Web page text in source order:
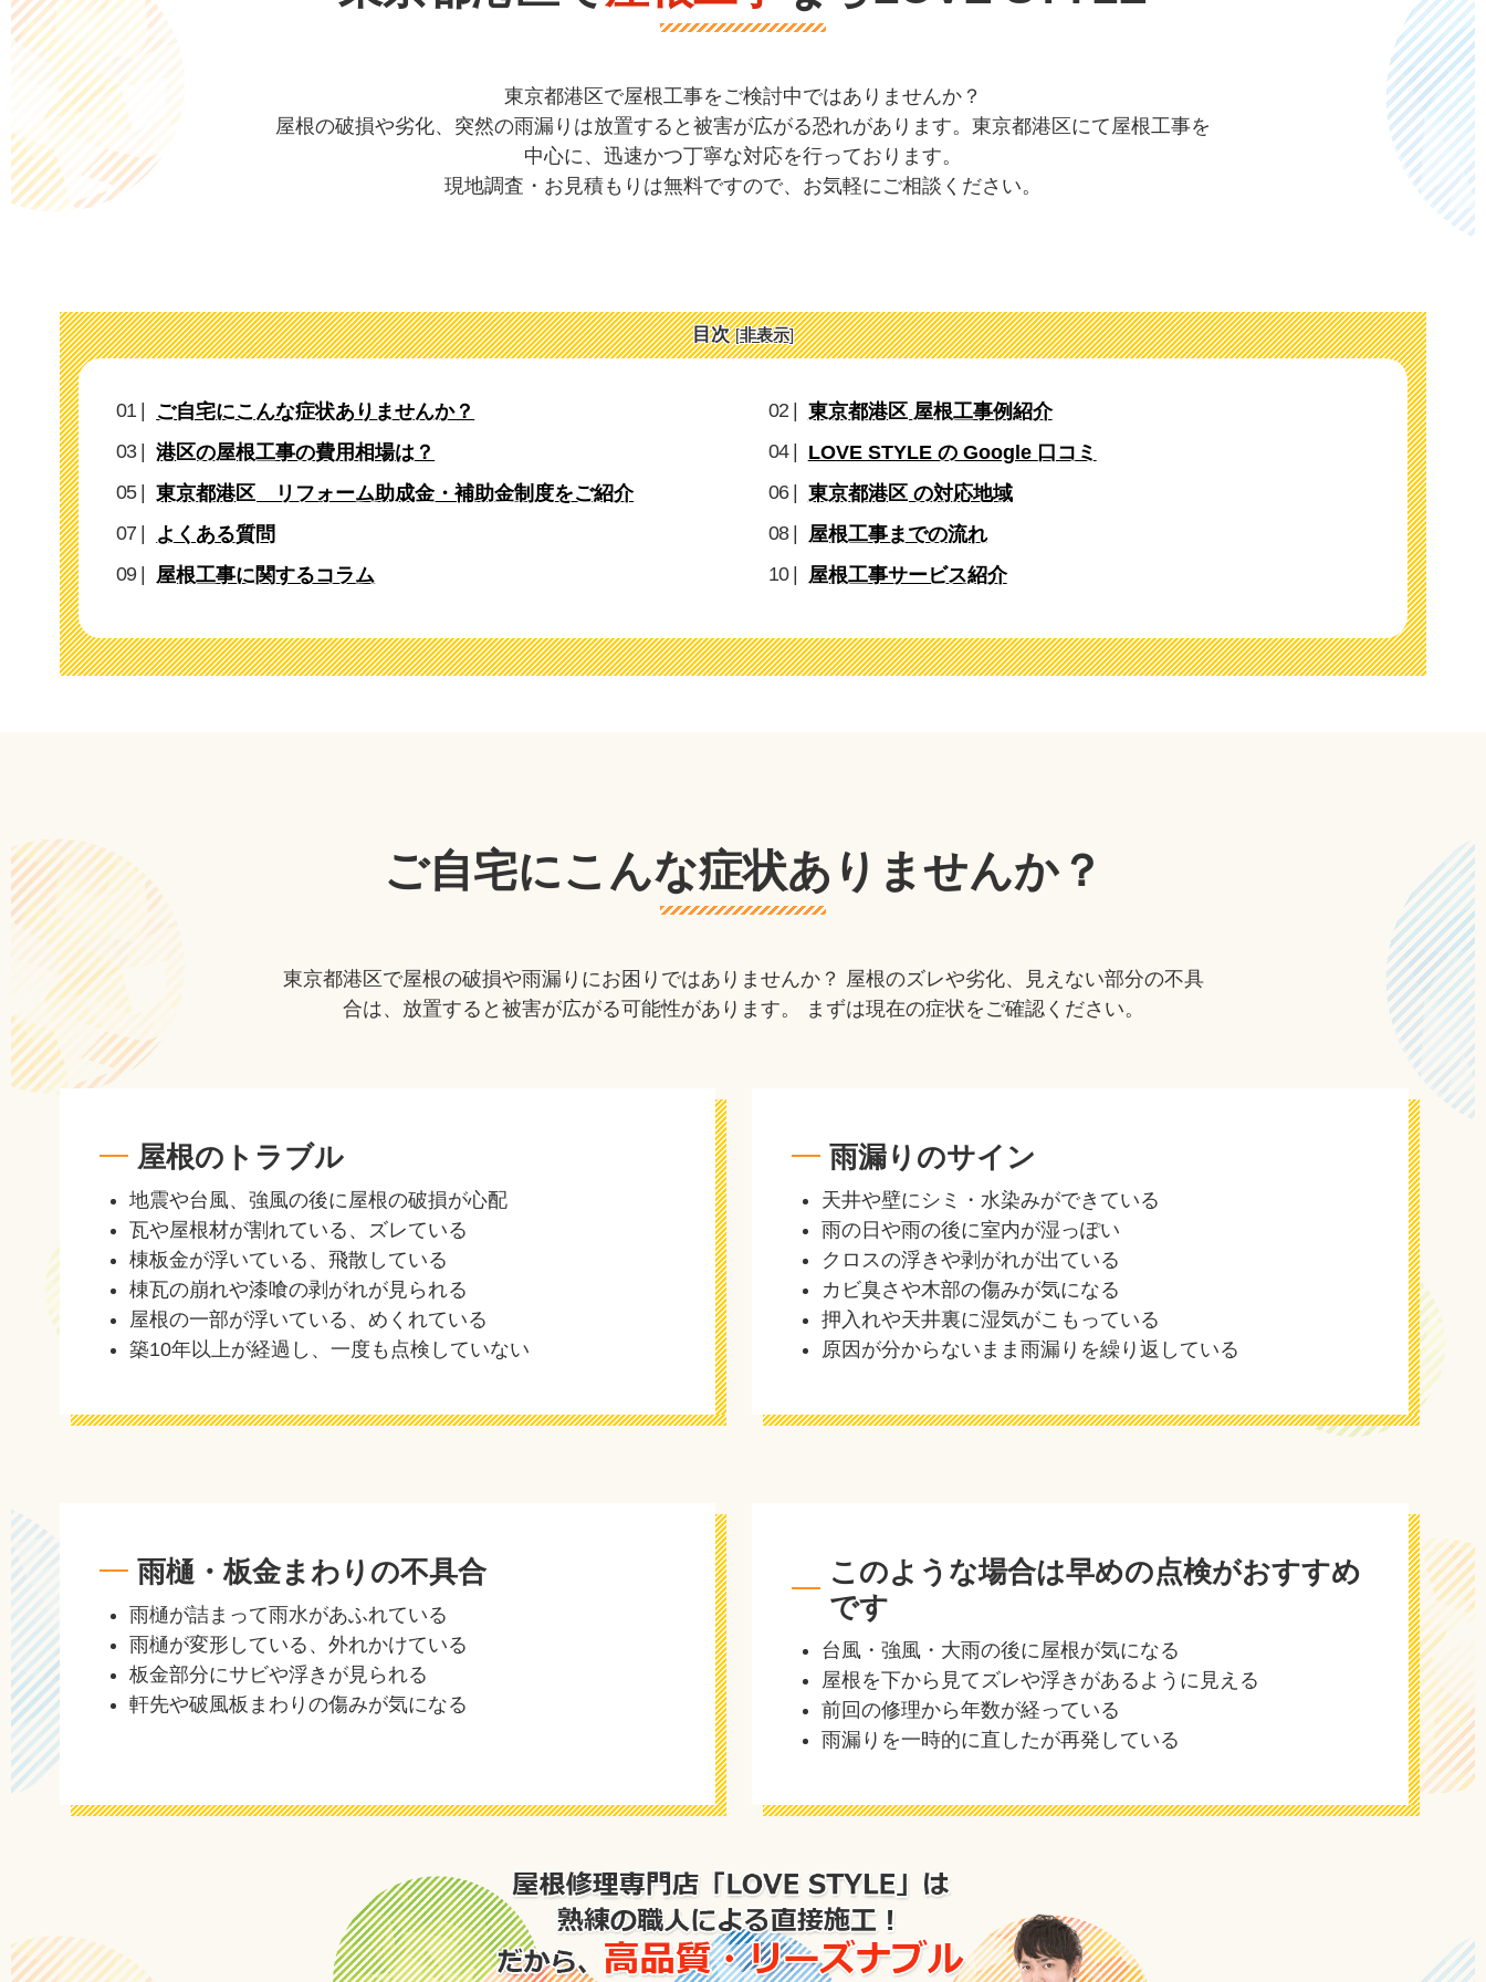
東京都港区で屋根工事をご検討中ではありませんか？
屋根の破損や劣化、突然の雨漏りは放置すると被害が広がる恐れがあります。東京都港区にて屋根工事を
中心に、迅速かつ丁寧な対応を行っております。
現地調査・お見積もりは無料ですので、お気軽にご相談ください。
目次 [非表示]
ご自宅にこんな症状ありませんか？
東京都港区 屋根工事例紹介
港区の屋根工事の費用相場は？
LOVE STYLE の Google 口コミ
東京都港区 リフォーム助成金・補助金制度をご紹介
東京都港区 の対応地域
よくある質問
屋根工事までの流れ
屋根工事に関するコラム
屋根工事サービス紹介
ご自宅にこんな症状ありませんか？
東京都港区で屋根の破損や雨漏りにお困りではありませんか？ 屋根のズレや劣化、見えない部分の不具
合は、放置すると被害が広がる可能性があります。 まずは現在の症状をご確認ください。
屋根のトラブル
地震や台風、強風の後に屋根の破損が心配
瓦や屋根材が割れている、ズレている
棟板金が浮いている、飛散している
棟瓦の崩れや漆喰の剥がれが見られる
屋根の一部が浮いている、めくれている
築10年以上が経過し、一度も点検していない
雨漏りのサイン
天井や壁にシミ・水染みができている
雨の日や雨の後に室内が湿っぽい
クロスの浮きや剥がれが出ている
カビ臭さや木部の傷みが気になる
押入れや天井裏に湿気がこもっている
原因が分からないまま雨漏りを繰り返している
雨樋・板金まわりの不具合
雨樋が詰まって雨水があふれている
雨樋が変形している、外れかけている
板金部分にサビや浮きが見られる
軒先や破風板まわりの傷みが気になる
このような場合は早めの点検がおすすめ
です
台風・強風・大雨の後に屋根が気になる
屋根を下から見てズレや浮きがあるように見える
前回の修理から年数が経っている
雨漏りを一時的に直したが再発している